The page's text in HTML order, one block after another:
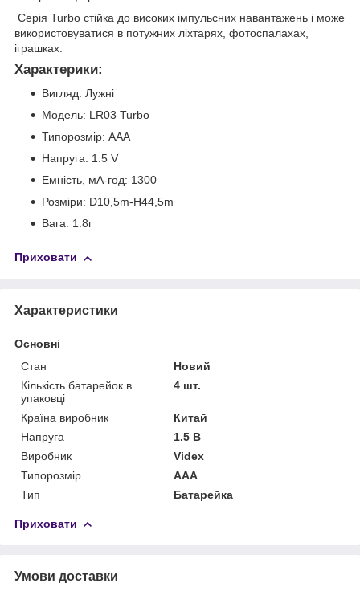
Серія Turbo стійка до високих імпульсних навантажень і може
використовуватися в потужних ліхтарях, фотоспалахах,
іграшках.
Характерики:
Вигляд: Лужні
Модель: LR03 Turbo
Типорозмір: AAA
Напруга: 1.5 V
Емність, мА-год: 1300
Розміри: D10,5m-H44,5m
Вага: 1.8г
Приховати
Характеристики
Основні
Стан
Новий
Кількість батарейок в
упаковці
4 шт.
Країна виробник
Китай
Напруга
1.5 В
Виробник
Videx
Типорозмір
AAA
Тип
Батарейка
Приховати
Умови доставки